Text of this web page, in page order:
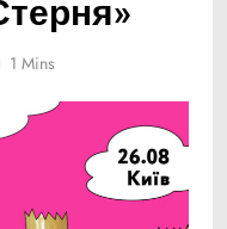
1 Mins